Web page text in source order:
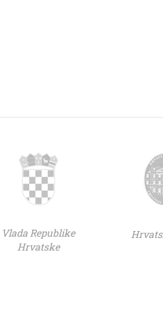
Vlada Republike
Hrvatske